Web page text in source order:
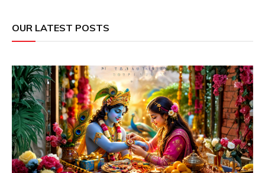
OUR LATEST POSTS